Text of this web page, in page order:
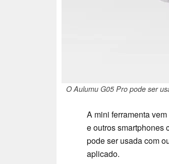
O Aulumu G05 Pro pode ser
A mini ferramenta
e outros smartphones
pode ser usada com
aplicado.